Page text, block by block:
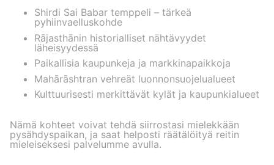
Shirdi Sai Babar temppeli – tärkeä
pyhiinvaelluskohde
Rājasthānin historialliset nähtävyydet
läheisyydessä
Paikallisia kaupunkeja ja markkinapaikkoja
Mahārāshtran vehreät luonnonsuojelualueet
Kulttuurisesti merkittävät kylät ja kaupunkialueet
Nämä kohteet voivat tehdä siirrostasi mielekkään
pysähdyspaikan, ja saat helposti räätälöityä reitin
mieleiseksesi palvelumme avulla.